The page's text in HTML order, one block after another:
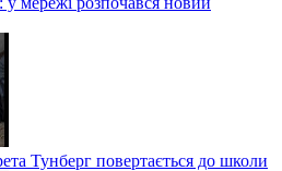
Тунберг повертається до школи